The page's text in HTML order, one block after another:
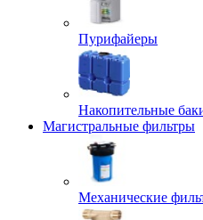
Пурифайеры
Накопительные
Магистральные фильтры
Механические